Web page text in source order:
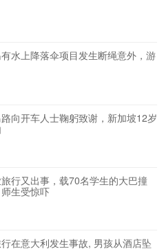
水上降落伞项目发生断绳意外，游
向开车人士鞠躬致谢，新加坡12岁
行又出事，载70名学生的大巴撞
生受惊吓
在意大利发生事故, 男孩从酒店坠